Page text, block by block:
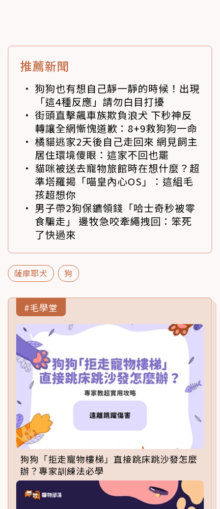
推薦新聞
狗狗也有想自己靜一靜的時候！出現
「這4種反應」請勿白目打擾
街頭直擊飆車族欺負浪犬 下秒神反
轉讓全網慚愧道歉：8+9救狗狗一命
橘貓逃家2天後自己走回來 網見飼主
居住環境傻眼：這家不回也罷
貓咪被送去寵物旅館時在想什麼？超
準塔羅揭「喵皇內心OS」：這組毛
孩超想你
男子帶2狗保鑣領錢「哈士奇秒被零
食騙走」 邊牧急咬牽繩拽回：笨死
了快過來
薩摩耶犬 狗
#毛學堂
狗狗「拒走寵物樓梯」直接跳床跳沙發怎麼
辦？專家訓練法必學